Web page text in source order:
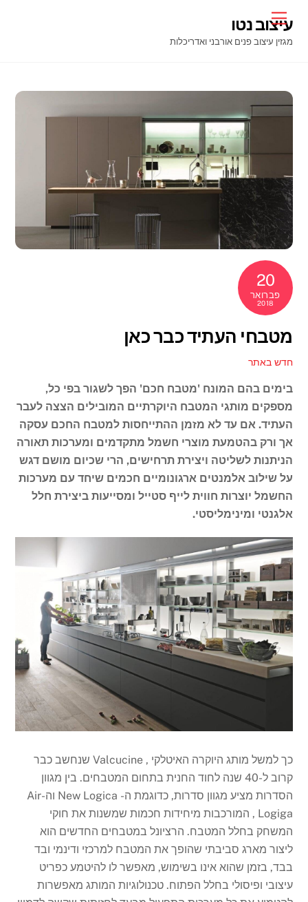
content
Menu
עיצוב נטו
מגזין עיצוב פנים אורבני ואדריכלות
20
פברואר
2018
מטבחי העתיד כבר כאן
חדש באתר
בימים בהם המונח 'מטבח חכם' הפך לשגור בפי כל,
מספקים מותגי המטבח היוקרתיים המובילים הצצה לעבר
העתיד. אם עד לא מזמן ההתייחסות למטבח החכם עסקה
אך ורק בהטמעת מוצרי חשמל מתקדמים ומערכות תאורה
הניתנות לשליטה ויצירת תרחישים, הרי שכיום מושם דגש
על שילוב אלמנטים ארגונומיים חכמים שיחד עם מערכות
החשמל יוצרות חווית לייף סטייל ומסייעות ביצירת חלל
אלגנטי ומינימליסטי.
כך למשל מותג היוקרה האיטלקי , Valcucine שנחשב כבר
קרוב ל-40 שנה לחוד החנית בתחום המטבחים. בין מגוון
הסדרות מציע מגוון סדרות, כדוגמת ה- New Logica וה-Air
Logiga , המורכבות מיחידות חכמות שמשנות את חוקי
המשחק בחלל המטבח. הרציונל במטבחים החדשים הוא
ליצור מארג סביבתי שהופך את המטבח למרכזי ודינמי ובד
בבד, בזמן שהוא אינו בשימוש, מאפשר לו להיטמע כפריט
עיצובי ופיסולי בחלל הפתוח. טכנולוגיות המותג מאפשרות